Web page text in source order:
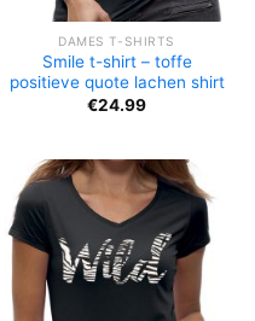
DAMES T-SHIRTS
Smile t-shirt – toffe
positieve quote lachen shirt
€24.99